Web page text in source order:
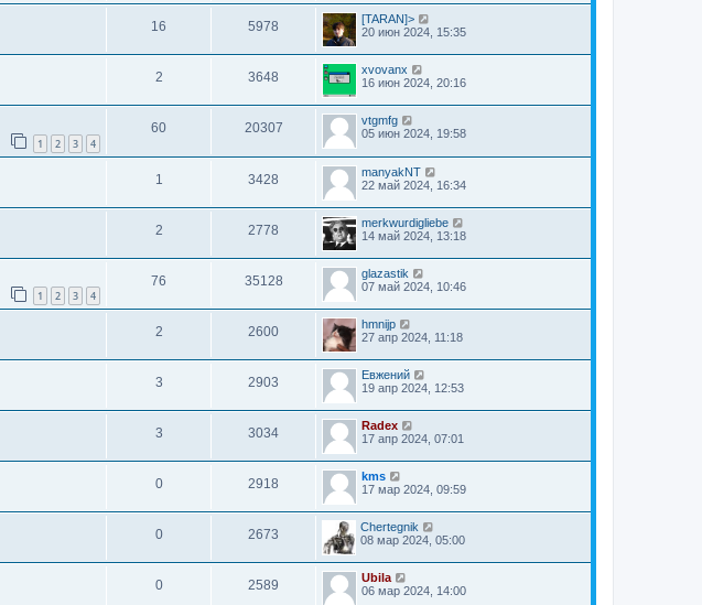
16 5978
[TARAN]>
20 июн 2024, 15:35
2 3648
xvovanx
16 июн 2024, 20:16
1 2 3 4
60 20307
vtgmfg
05 июн 2024, 19:58
1 3428
manyakNT
22 май 2024, 16:34
2 2778
merkwurdigliebe
14 май 2024, 13:18
1 2 3 4
76 35128
glazastik
07 май 2024, 10:46
2 2600
hmnijp
27 апр 2024, 11:18
3 2903
Евжений
19 апр 2024, 12:53
3 3034
Radex
17 апр 2024, 07:01
0 2918
kms
17 мар 2024, 09:59
0 2673
Chertegnik
08 мар 2024, 05:00
0 2589
Ubila
06 мар 2024, 14:00